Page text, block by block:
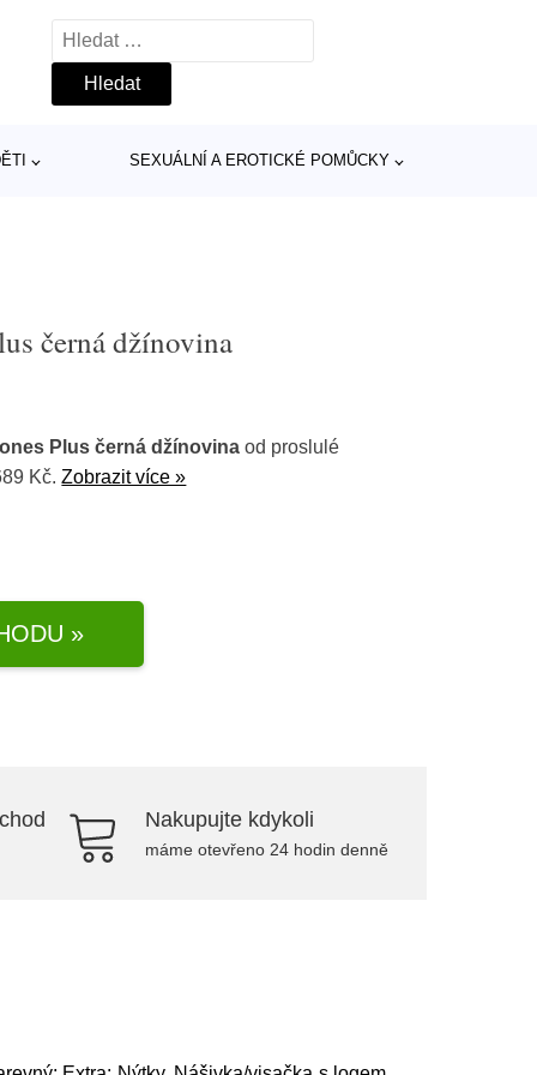
Vyhledávání
SEXUÁLNÍ A EROTICKÉ POMŮCKY
černá džínovina
Plus černá džínovina od proslulé
Kč.Zobrazit více »
»
Nakupujte kdykoli
máme otevřeno 24 hodin denně